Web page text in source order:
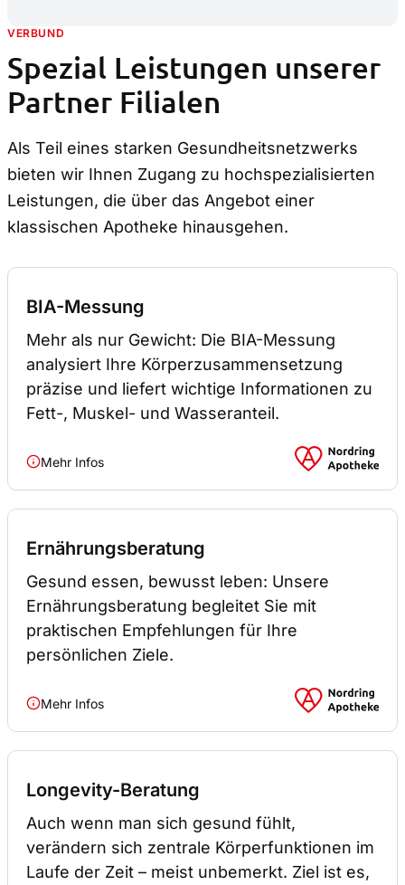
VERBUND
–
Spezial Leistungen unserer
Partner Filialen
Als Teil eines starken Gesundheitsnetzwerks
bieten wir Ihnen Zugang zu hochspezialisierten
Leistungen, die über das Angebot einer
klassischen Apotheke hinausgehen.
BIA-Messung
Mehr als nur Gewicht: Die BIA-Messung
analysiert Ihre Körperzusammensetzung
präzise und liefert wichtige Informationen zu
Fett-, Muskel- und Wasseranteil.
Mehr Infos
Ernährungsberatung
Gesund essen, bewusst leben: Unsere
Ernährungsberatung begleitet Sie mit
praktischen Empfehlungen für Ihre
persönlichen Ziele.
Mehr Infos
Longevity-Beratung
Auch wenn man sich gesund fühlt,
verändern sich zentrale Körperfunktionen im
Laufe der Zeit – meist unbemerkt. Ziel ist es,